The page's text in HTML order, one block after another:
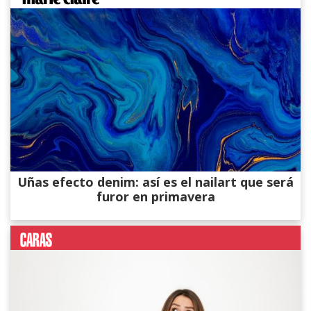
Uñas efecto denim: así es el nailart que será
furor en primavera